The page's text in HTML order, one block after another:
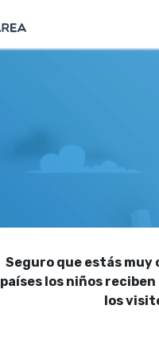
Seguro que estás muy
países los niños
los